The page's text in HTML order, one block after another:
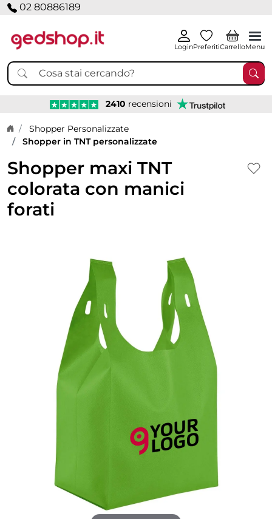
02 80886189
LoginPreferitiCarrelloMenu
2410 recensioni
Home page
Shopper Personalizzate
Shopper in TNT personalizzate
Shopper maxi TNT
colorata con manici
forati